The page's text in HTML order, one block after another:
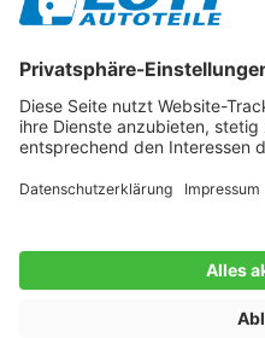
Wir sind verpflichtet Sie darauf
entspricht und für das betreffende
Die hier angezeigten Daten,
nicht kopiert werden. Es ist zu
Datenbank ohne vorherige
verbreiten und/oder diese